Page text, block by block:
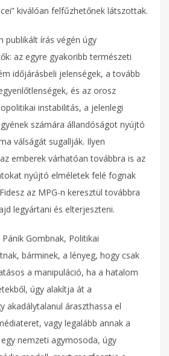
kiválóan felfűzhetőnek látszottak.
publikált írás végén úgy
az egyre gyakoribb természeti
időjárásbeli jelenségek, a tovább
és az orosz
instabilitás, a jelenlegi
számára állandóságot nyújtó
válságát sugallják. Ilyen
emberek várhatóan továbbra is az
nyújtó elméletek felé fognak
az MPG-n keresztül továbbra
legyártani és elterjeszteni.
Gombnak, Politikai
bárminek, a lényeg, hogy csak
a manipuláció, ha a hatalom
úgy alakítja át a
akadálytalanul áraszthassa el
vagy legalább annak a
nemzeti agymosoda, úgy